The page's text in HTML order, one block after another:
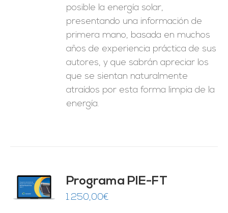
posible la energía solar,
presentando una información de
primera mano, basada en muchos
años de experiencia práctica de sus
autores, y que sabrán apreciar los
que se sientan naturalmente
atraídos por esta forma limpia de la
energía.
Programa PIE-FT
1.250,00€